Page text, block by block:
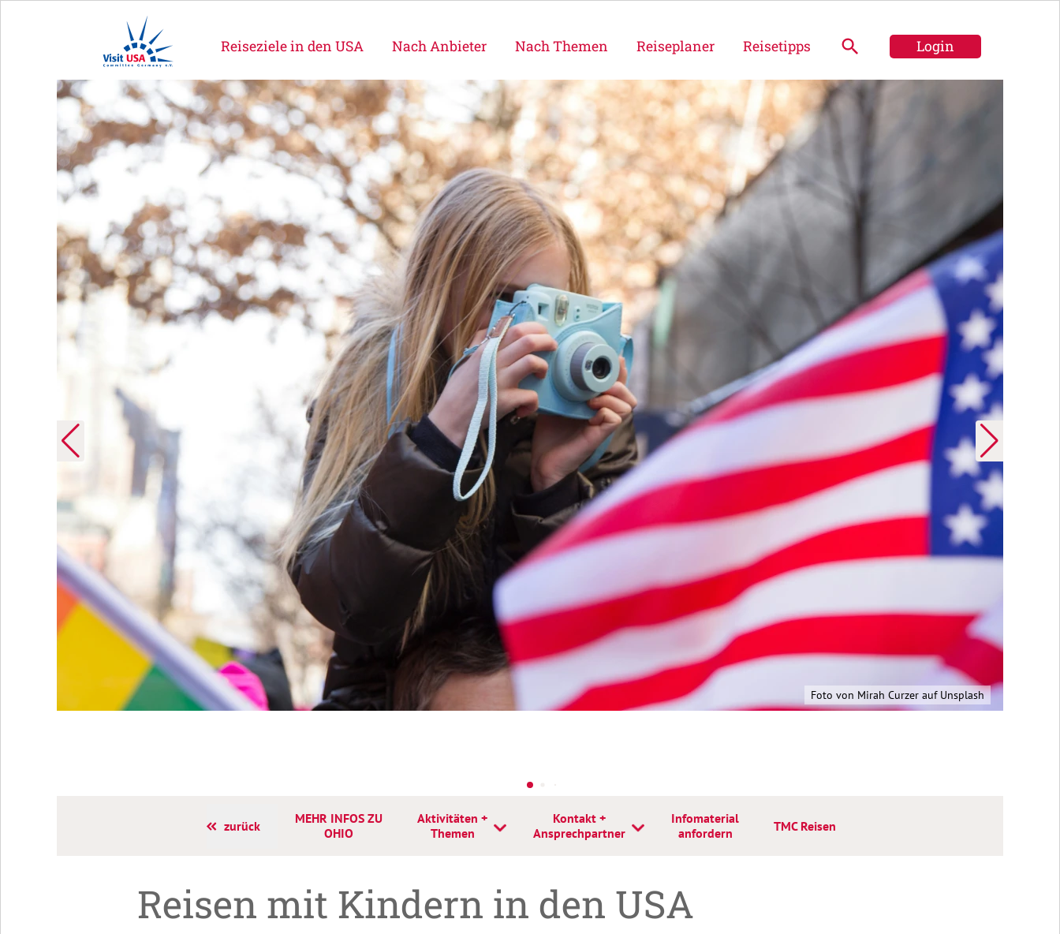
Reiseziele in den USA Nach Anbieter Nach Themen Reiseplaner Reisetipps Login
Foto von Megan Barber auf Unsplash
zurück
MEHR INFOS ZU
OHIO
Aktivitäten +
Themen
Kontakt +
Ansprechpartner
Infomaterial
anfordern
TMC Reisen
Reisen mit Kindern in den USA